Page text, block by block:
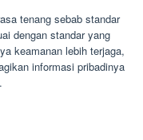
tenang sebab standar
dengan standar yang
keamanan lebih terjaga,
informasi pribadinya